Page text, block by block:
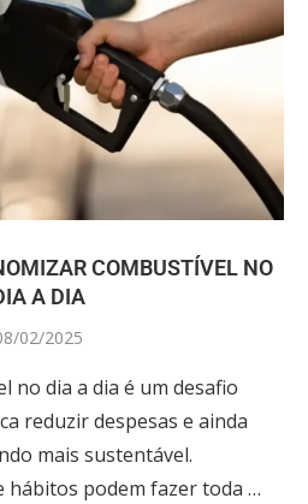
COMBUSTÍVEL NO
A DIA
02/2025
no dia a dia é um desafio
reduzir despesas e ainda
mais sustentável.
hábitos podem fazer toda …